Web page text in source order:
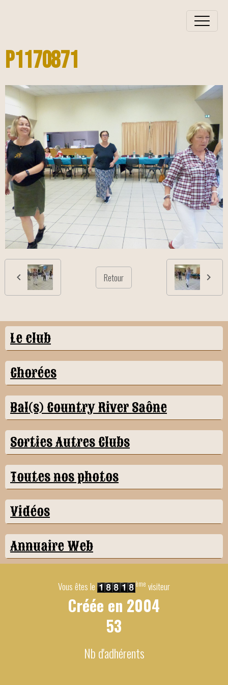
P1170871
Retour
Le club
Chorées
Bal(s) Country River Saône
Sorties Autres Clubs
Toutes nos photos
Vidéos
Annuaire Web
Vous êtes le ème visiteur
Créée en 2004
53
Nb d'adhérents